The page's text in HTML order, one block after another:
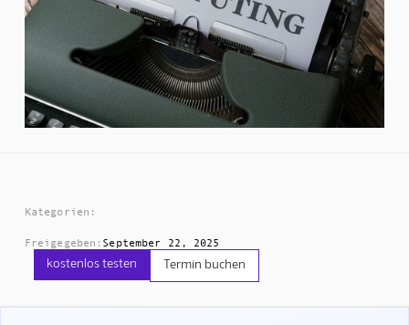
Kategorien:
Freigegeben: September 22, 2025
kostenlos testen Termin buchen